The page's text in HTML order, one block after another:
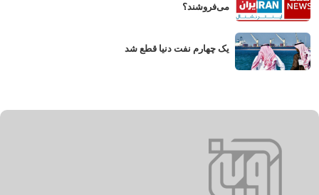
می‌فروشند؟
یک چهارم نفت دنیا قطع شد